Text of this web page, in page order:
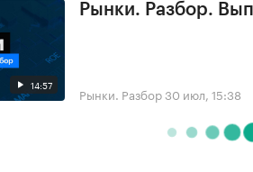
14:57
Рынки. Разбор.
Рынки. Разбор30 июл, 15:38